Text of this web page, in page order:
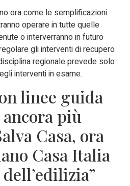
ora come le semplificazioni
operare in tutte quelle
o interverranno in futuro
gli interventi di recupero
regionale prevede solo
interventi in esame.
linee guida
più
Casa, ora
Casa Italia